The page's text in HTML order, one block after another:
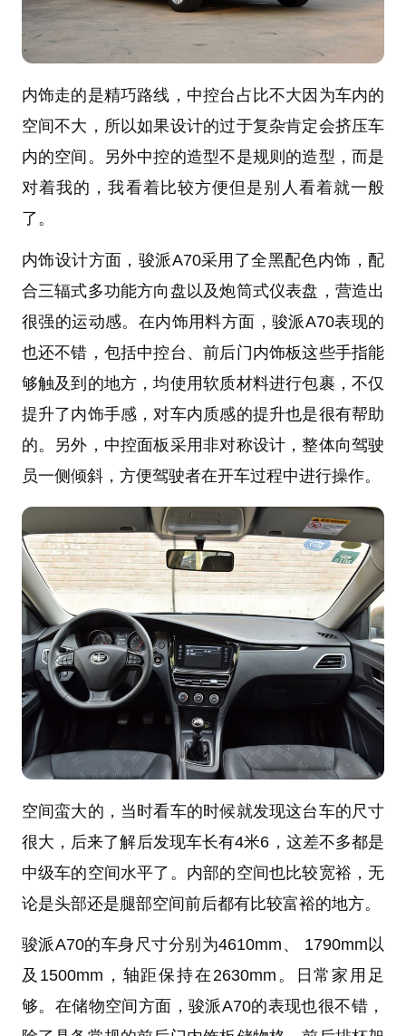
内饰走的是精巧路线，中控台占比不大因为车内的
空间不大，所以如果设计的过于复杂肯定会挤压车
内的空间。另外中控的造型不是规则的造型，而是
对着我的，我看着比较方便但是别人看着就一般
了。
内饰设计方面，骏派A70采用了全黑配色内饰，配
合三辐式多功能方向盘以及炮筒式仪表盘，营造出
很强的运动感。在内饰用料方面，骏派A70表现的
也还不错，包括中控台、前后门内饰板这些手指能
够触及到的地方，均使用软质材料进行包裹，不仅
提升了内饰手感，对车内质感的提升也是很有帮助
的。另外，中控面板采用非对称设计，整体向驾驶
员一侧倾斜，方便驾驶者在开车过程中进行操作。
空间蛮大的，当时看车的时候就发现这台车的尺寸
很大，后来了解后发现车长有4米6，这差不多都是
中级车的空间水平了。内部的空间也比较宽裕，无
论是头部还是腿部空间前后都有比较富裕的地方。
骏派A70的车身尺寸分别为4610mm、 1790mm以
及1500mm，轴距保持在2630mm。日常家用足
够。在储物空间方面，骏派A70的表现也很不错，